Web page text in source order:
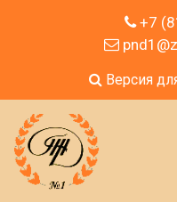
+7
Версия